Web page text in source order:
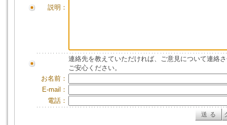
説明：
連絡先を教えていただければ、ご意見について連絡
ご安心ください。
お名前：
E-mail：
電話：